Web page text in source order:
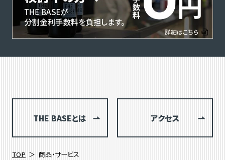
THE BASEとは アクセス
TOP 商品・サービス